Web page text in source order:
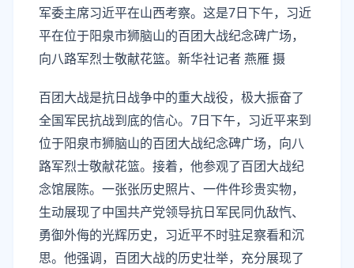
军委主席习近平在山西考察。这是7日下午，习近
平在位于阳泉市狮脑山的百团大战纪念碑广场，
向八路军烈士敬献花篮。新华社记者 燕雁 摄
百团大战是抗日战争中的重大战役，极大振奋了
全国军民抗战到底的信心。7日下午，习近平来到
位于阳泉市狮脑山的百团大战纪念碑广场，向八
路军烈士敬献花篮。接着，他参观了百团大战纪
念馆展陈。一张张历史照片、一件件珍贵实物，
生动展现了中国共产党领导抗日军民同仇敌忾、
勇御外侮的光辉历史，习近平不时驻足察看和沉
思。他强调，百团大战的历史壮举，充分展现了